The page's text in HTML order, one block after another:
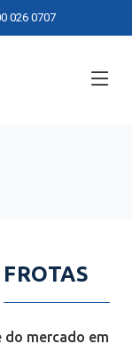
026 0707
mercado em